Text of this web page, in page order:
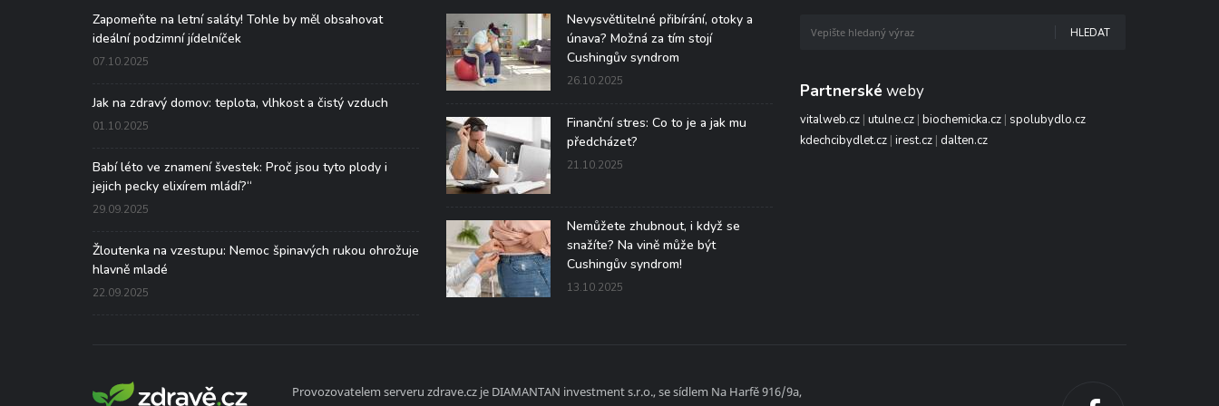
Zapomeňte na letní saláty! Tohle by měl obsahovat
ideální podzimní jídelníček
07.10.2025
Jak na zdravý domov: teplota, vlhkost a čistý vzduch
01.10.2025
Babí léto ve znamení švestek: Proč jsou tyto plody i
jejich pecky elixírem mládí?“
29.09.2025
Žloutenka na vzestupu: Nemoc špinavých rukou ohrožuje
hlavně mladé
22.09.2025
Nevysvětlitelné přibírání, otoky a
únava? Možná za tím stojí
Cushingův syndrom
26.10.2025
Finanční stres: Co to je a jak mu
předcházet?
21.10.2025
Nemůžete zhubnout, i když se
snažíte? Na vině může být
Cushingův syndrom!
13.10.2025
HLEDAT
Partnerské weby
vitalweb.cz| utulne.cz| biochemicka.cz| spolubydlo.cz
kdechcibydlet.cz| irest.cz| dalten.cz
Provozovatelem serveru zdrave.cz je DIAMANTAN investment s.r.o., se sídlem Na Harfě 916/9a,